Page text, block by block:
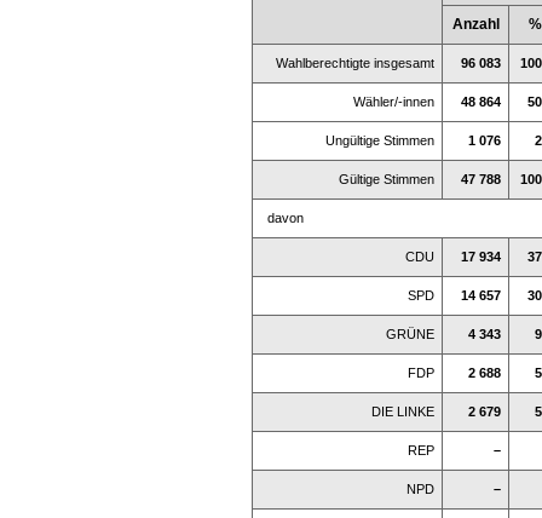
Anzahl %
Wahlberechtigte insgesamt 96 083
Wähler/-innen 48 864
Ungültige Stimmen 1 076
Gültige Stimmen 47 788
davon
CDU 17 934
SPD 14 657
GRÜNE 4 343
FDP 2 688
DIE LINKE 2 679
REP –
NPD –